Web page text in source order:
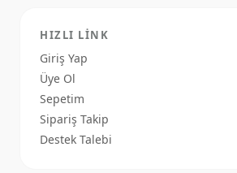
HIZLI LINK
Giriş Yap
Üye Ol
Sepetim
Sipariş Takip
Destek Talebi